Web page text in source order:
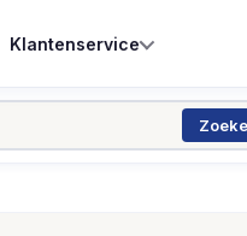
Klantenservice